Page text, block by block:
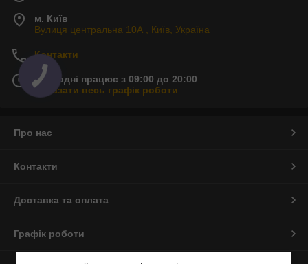
м. Київ
Вулиця центральна 10А , Київ, Україна
Контакти
Сьогодні працює з 09:00 до 20:00
Показати весь графік роботи
Про нас
Контакти
Доставка та оплата
Графік роботи